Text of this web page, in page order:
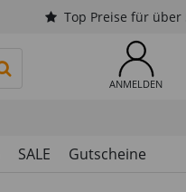
Top Preise für über
ANMELDEN
PRODUKTSUCHE STARTEN
SALE Gutscheine